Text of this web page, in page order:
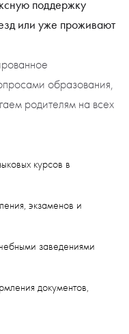
поддержку
или уже проживают
образования,
родителям на всех
курсов в
экзаменов и
заведениями
документов,